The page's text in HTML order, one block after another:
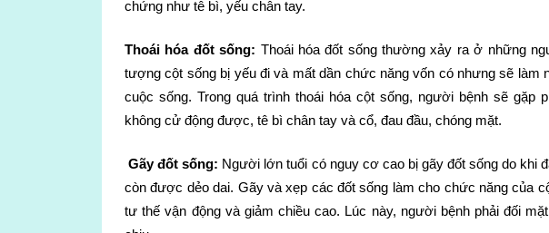
chứng như tê bì, yếu chân tay.
Thoái hóa đốt sống: Thoái hóa đốt sống thường xảy ra ở những
tượng cột sống bị yếu đi và mất dần chức năng vốn có nhưng sẽ làm
cuộc sống. Trong quá trình thoái hóa cột sống, người bệnh sẽ gặp
không cử động được, tê bì chân tay và cổ, đau đầu, chóng mặt.
Gãy đốt sống: Người lớn tuổi có nguy cơ cao bị gãy đốt sống do khi
còn được dẻo dai. Gãy và xẹp các đốt sống làm cho chức năng của
tư thế vận động và giảm chiều cao. Lúc này, người bệnh phải đối